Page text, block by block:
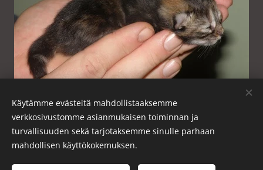
Käytämme evästeitä mahdollistaaksemme
verkkosivustomme asianmukaisen toiminnan ja
turvallisuuden sekä tarjotaksemme sinulle parhaan
mahdollisen käyttökokemuksen.